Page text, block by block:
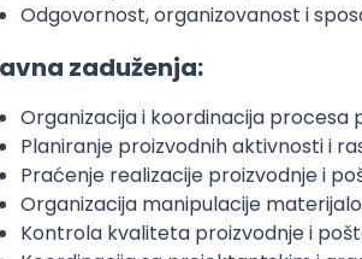
Odgovornost, organizovanost i
zaduženja:
Organizacija i koordinacija procesa
Planiranje proizvodnih aktivnosti i
Praćenje realizacije proizvodnje i
Organizacija manipulacije
Kontrola kvaliteta proizvodnje i